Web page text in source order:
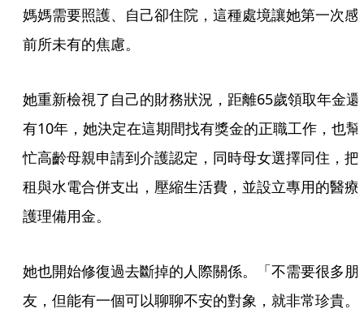
媽媽需要照護、自己卻住院，這種處境讓她第一次感
前所未有的焦慮。
她重新檢視了自己的財務狀況，距離65歲領取年金還
有10年，她決定在這期間找有獎金的正職工作，也幫
忙高齡母親申請到介護認定，同時母女選擇同住，把
租與水電合併支出，壓縮生活費，並設立專用的醫療
護理備用金。
她也開始修復過去斷掉的人際關係。「不需要很多朋
友，但能有一個可以聊聊不安的對象，就非常珍貴。